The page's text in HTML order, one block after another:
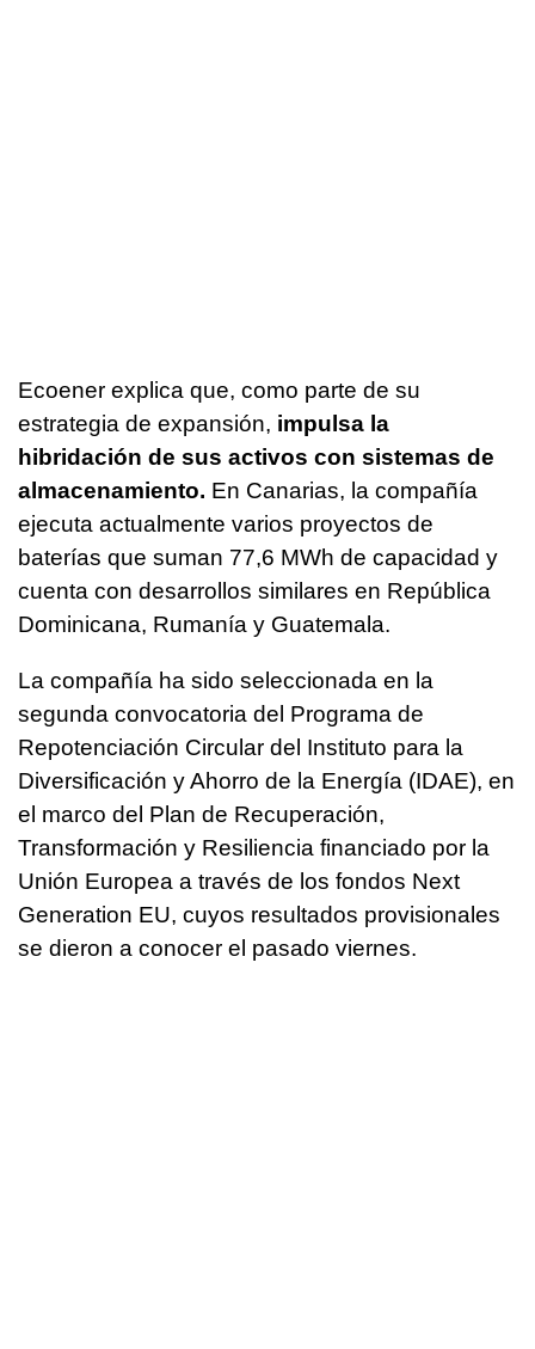
Ecoener explica que, como parte de su
estrategia de expansión, impulsa la
hibridación de sus activos con sistemas de
almacenamiento. En Canarias, la compañía
ejecuta actualmente varios proyectos de
baterías que suman 77,6 MWh de capacidad y
cuenta con desarrollos similares en República
Dominicana, Rumanía y Guatemala.
La compañía ha sido seleccionada en la
segunda convocatoria del Programa de
Repotenciación Circular del Instituto para la
Diversificación y Ahorro de la Energía (IDAE), en
el marco del Plan de Recuperación,
Transformación y Resiliencia financiado por la
Unión Europea a través de los fondos Next
Generation EU, cuyos resultados provisionales
se dieron a conocer el pasado viernes.